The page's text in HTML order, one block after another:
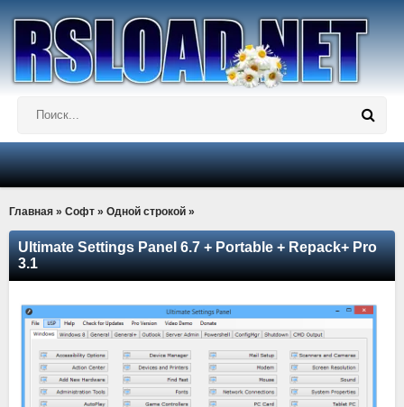
Главная » Софт » Одной строкой »
Ultimate Settings Panel 6.7 + Portable + Repack+ Pro
3.1